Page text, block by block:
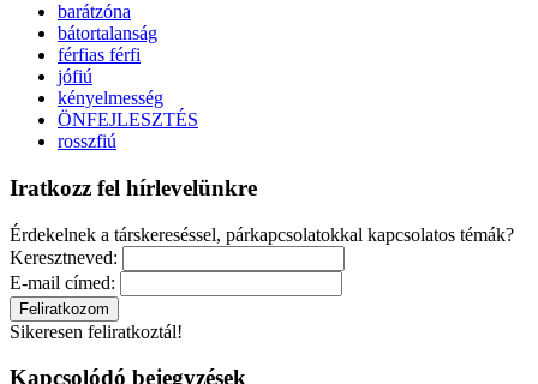
barátzóna
bátortalanság
férfias férfi
jófiú
kényelmesség
ÖNFEJLESZTÉS
rosszfiú
Iratkozz fel hírlevelünkre
Érdekelnek a társkereséssel, párkapcsolatokkal kapcsolatos témák?
Keresztneved:
E-mail címed:
Sikeresen feliratkoztál!
Kapcsolódó bejegyzések